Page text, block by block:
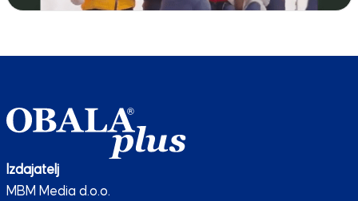
Izdajatelj
MBM Media d.o.o.